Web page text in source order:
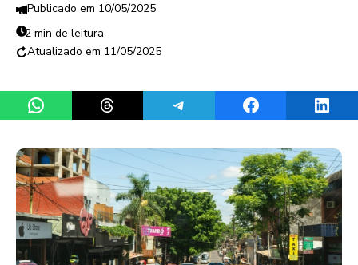
10/05/2025
2 min de leitura
11/05/2025
Share on WhatsAppShare on ThreadsShare on TelegramShare on Facebook